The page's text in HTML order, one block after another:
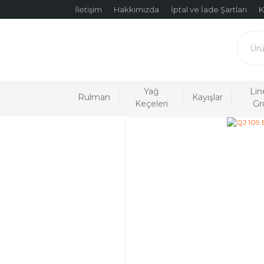
İletişim Hakkımızda İptal ve İade Şartları
Rulman
Yağ
Keçeleri
Kayışlar